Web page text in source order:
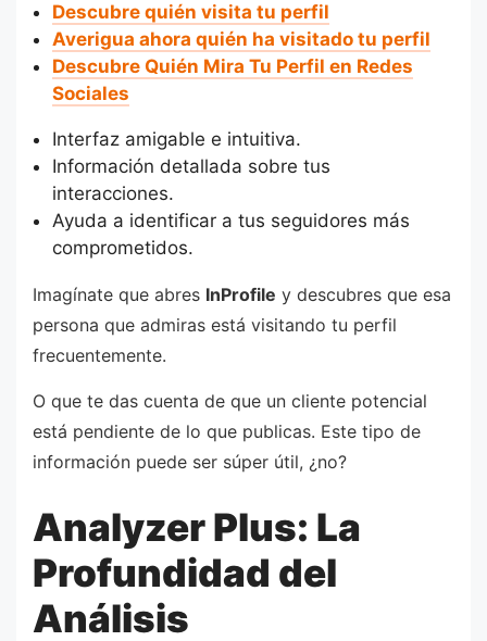
Descubre quién visita tu perfil
Averigua ahora quién ha visitado tu perfil
Descubre Quién Mira Tu Perfil en Redes
Sociales
Interfaz amigable e intuitiva.
Información detallada sobre tus
interacciones.
Ayuda a identificar a tus seguidores más
comprometidos.
Imagínate que abres InProfile y descubres que esa
persona que admiras está visitando tu perfil
frecuentemente.
O que te das cuenta de que un cliente potencial
está pendiente de lo que publicas. Este tipo de
información puede ser súper útil, ¿no?
Analyzer Plus: La
Profundidad del
Análisis